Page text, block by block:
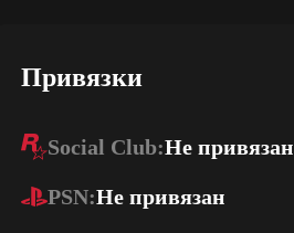
Привязки
Social Club:Не привязан
PSN:Не привязан